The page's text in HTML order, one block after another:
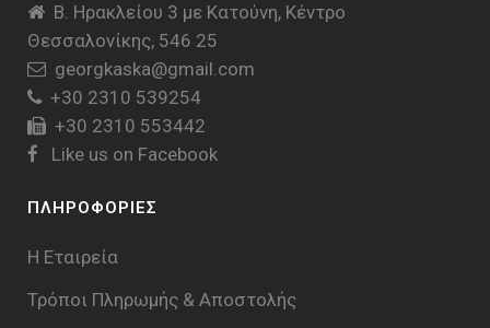
Β. Ηρακλείου 3 με Κατούνη, Κέντρο
Θεσσαλονίκης, 546 25
georgkaska@gmail.com
+30 2310 539254
+30 2310 553442
Like us on Facebook
ΠΛΗΡΟΦΟΡΙΕΣ
Η Εταιρεία
Τρόποι Πληρωμής & Aποστολής